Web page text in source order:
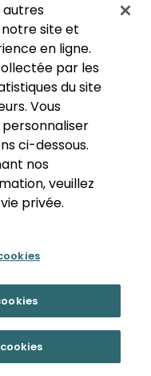
autres
site et
en ligne.
par les
du site
Vous
ci-dessous.
nos
veuillez
privée.